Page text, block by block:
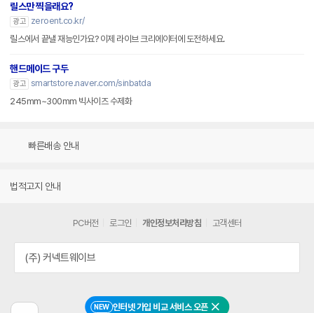
NEW 인터넷 가입 비교 서비스 오픈
릴스만 찍을래요?
광고
zeroent.co.kr/
릴스에서 끝낼 재능인가요? 이제 라이브 크리에이터에 도전하세요.
핸드메이드 구두
광고 smartstore.naver.com/sinbatda
245mm~300mm 빅사이즈 수제화
빠른배송 안내
법적고지 안내
PC버전 로그인 개인정보처리방침 고객센터
(주) 커넥트웨이브